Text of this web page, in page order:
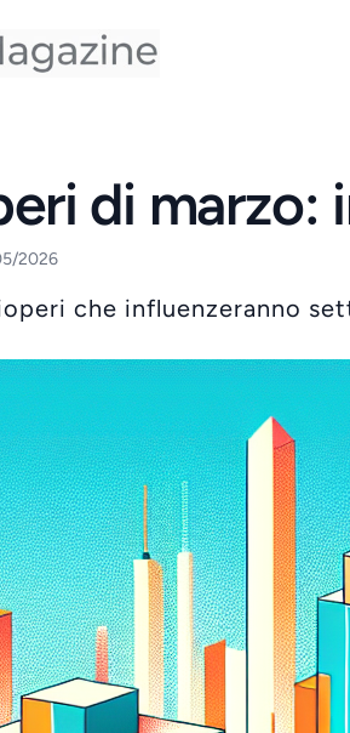
di marzo:
2026
che influenzeranno